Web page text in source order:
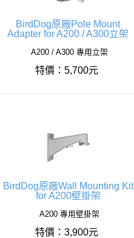
BirdDog原廠Pole Mount
Adapter for A200 / A300立架
A200 / A300 專用立架
特價：5,700元
BirdDog原廠Wall Mounting Kit
for A200壁掛架
A200 專用壁掛架
特價：3,900元